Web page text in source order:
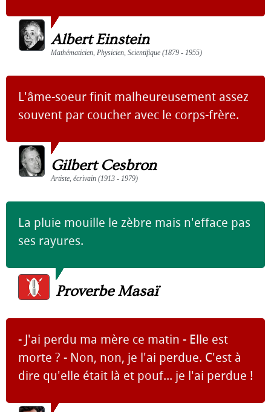
Albert Einstein
Mathématicien, Physicien, Scientifique (1879 - 1955)
L'âme-soeur finit malheureusement assez
souvent par coucher avec le corps-frère.
Gilbert Cesbron
Artiste, écrivain (1913 - 1979)
La pluie mouille le zèbre mais n'efface pas
ses rayures.
Proverbe Masaï
- J'ai perdu ma mère ce matin - Elle est
morte ? - Non, non, je l'ai perdue. C'est à
dire qu'elle était là et pouf... je l'ai perdue !